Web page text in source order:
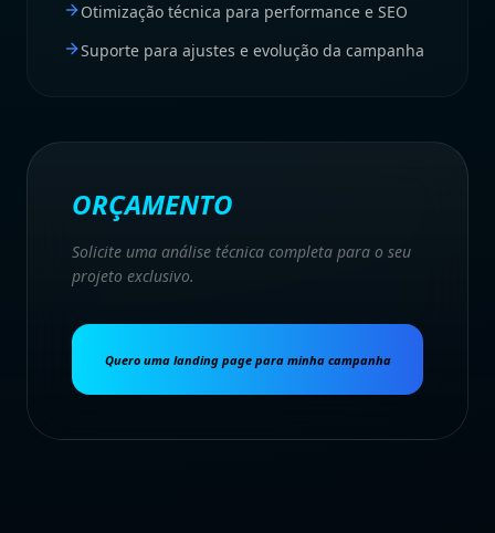
Otimização técnica para performance e SEO
Suporte para ajustes e evolução da campanha
ORÇAMENTO
Solicite uma análise técnica completa para o seu
projeto exclusivo.
Quero uma landing page para minha campanha